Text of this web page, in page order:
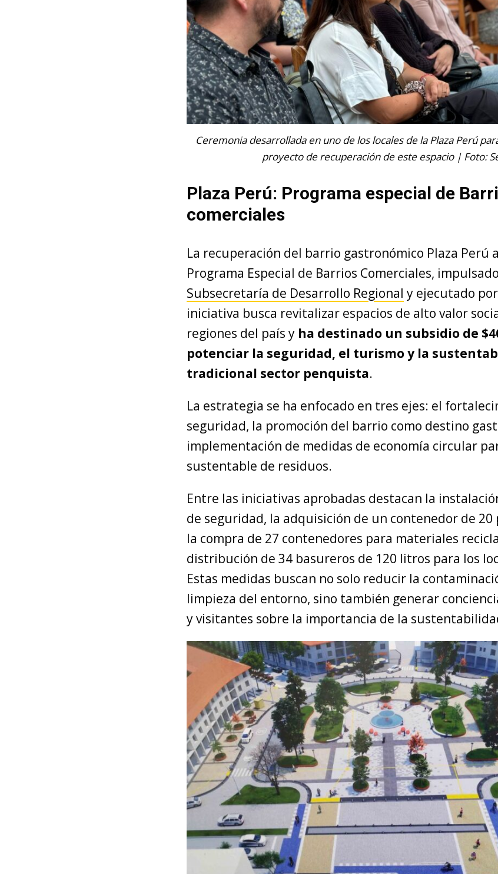
Ceremonia desarrollada en uno de los locales de la Plaza Perú
proyecto de recuperación de este espacio | Foto:
Plaza Perú: Programa especial de
comerciales
La recuperación del barrio gastronómico Plaza Perú
Programa Especial de Barrios Comerciales,
Subsecretaría de Desarrollo Regional y ejecutado por
iniciativa busca revitalizar espacios de alto valor
regiones del país y ha destinado un subsidio de
potenciar la seguridad, el turismo y la
tradicional sector penquista.
La estrategia se ha enfocado en tres ejes: el
seguridad, la promoción del barrio como destino
implementación de medidas de economía circular
sustentable de residuos.
Entre las iniciativas aprobadas destacan la
de seguridad, la adquisición de un contenedor de 20
la compra de 27 contenedores para materiales
distribución de 34 basureros de 120 litros para los
Estas medidas buscan no solo reducir la
limpieza del entorno, sino también generar
y visitantes sobre la importancia de la